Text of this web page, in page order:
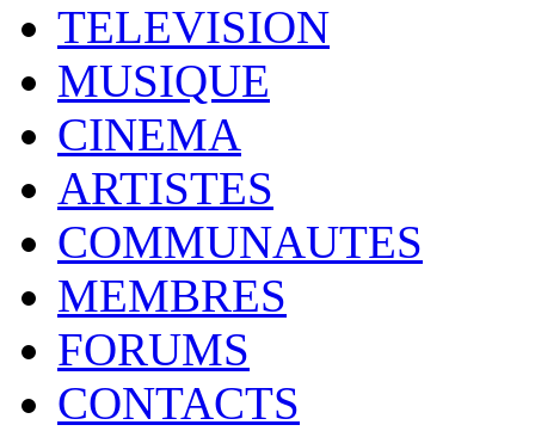
TELEVISION
MUSIQUE
CINEMA
ARTISTES
COMMUNAUTES
MEMBRES
FORUMS
CONTACTS